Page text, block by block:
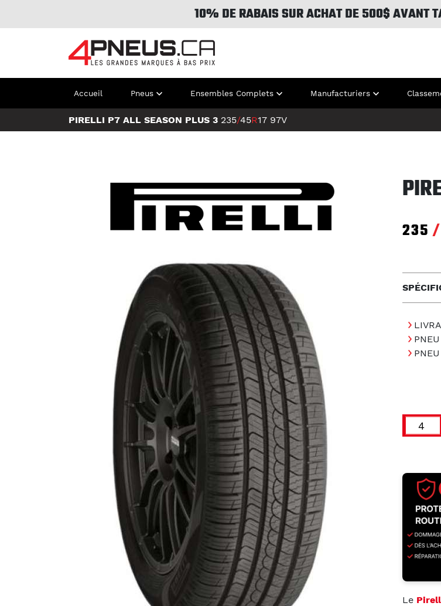
10% DE RABAIS SUR ACHAT DE 500$ AVANT
Accueil Pneus Ensembles Complets Manufacturiers
PIRELLI P7 ALL SEASON PLUS 3 235/45R17 97V
235 /
Le